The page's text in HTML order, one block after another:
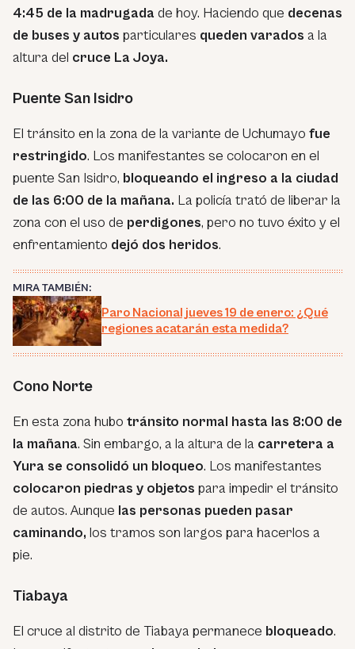
4:45 de la madrugada de hoy. Haciendo que decenas
de buses y autos particulares queden varados a la
altura del cruce La Joya.
Puente San Isidro
El tránsito en la zona de la variante de Uchumayo fue
restringido. Los manifestantes se colocaron en el
puente San Isidro, bloqueando el ingreso a la ciudad
de las 6:00 de la mañana. La policía trató de liberar la
zona con el uso de perdigones, pero no tuvo éxito y el
enfrentamiento dejó dos heridos.
MIRA TAMBIÉN:
Paro Nacional jueves 19 de enero: ¿Qué
regiones acatarán esta medida?
Cono Norte
En esta zona hubo tránsito normal hasta las 8:00 de
la mañana. Sin embargo, a la altura de la carretera a
Yura se consolidó un bloqueo. Los manifestantes
colocaron piedras y objetos para impedir el tránsito
de autos. Aunque las personas pueden pasar
caminando, los tramos son largos para hacerlos a
pie.
Tiabaya
El cruce al distrito de Tiabaya permanece bloqueado.